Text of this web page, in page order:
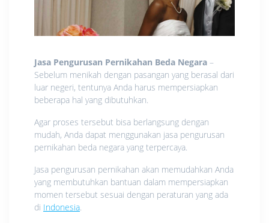
Jasa Pengurusan Pernikahan Beda Negara –
Sebelum menikah dengan pasangan yang berasal dari
luar negeri, tentunya Anda harus mempersiapkan
beberapa hal yang dibutuhkan.
Agar proses tersebut bisa berlangsung dengan
mudah, Anda dapat menggunakan jasa pengurusan
pernikahan beda negara yang terpercaya.
Jasa pengurusan pernikahan akan memudahkan Anda
yang membutuhkan bantuan dalam mempersiapkan
momen tersebut sesuai dengan peraturan yang ada
di Indonesia.